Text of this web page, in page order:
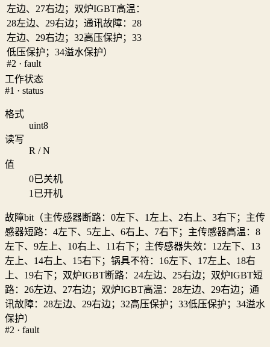
左边、27右边；双炉IGBT高温：
28左边、29右边；通讯故障：28
左边、29右边；32高压保护；33
低压保护；34溢水保护）
#2 · fault
工作状态
#1 · status
格式
uint8
读写
R / N
值
0已关机
1 已开机
故障bit（主传感器断路：0左下、1左上、2右上、3右下；主传
感器短路：4左下、5左上、6右上、7右下；主传感器高温：8
左下、9左上、10右上、11右下；主传感器失效：12左下、13
左上、14右上、15右下；锅具不符：16左下、17左上、18右
上、19右下；双炉IGBT断路：24左边、25右边；双炉IGBT短
路：26左边、27右边；双炉IGBT高温：28左边、29右边；通
讯故障：28左边、29右边；32高压保护；33低压保护；34溢水
保护）
#2 · fault